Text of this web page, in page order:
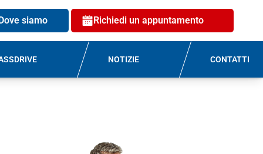
siamo Richiedi un appuntamento
NOTIZIE CONTATTI